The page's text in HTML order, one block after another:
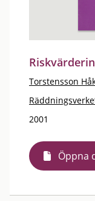
Torstensson
2001
Öppna